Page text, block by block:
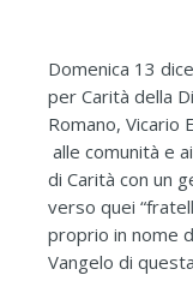
Domenica 13
per Carità della
Romano, Vicario
alle comunità e
di Carità con un
verso quei
proprio in nome
Vangelo di